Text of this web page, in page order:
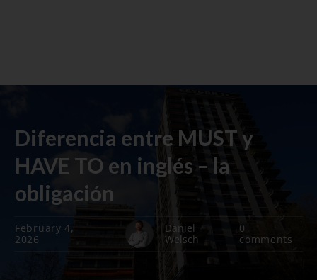
Diferencia entre MUST y
HAVE TO en inglés – la
obligación
February 4,
2026
Daniel
Welsch
0
comments